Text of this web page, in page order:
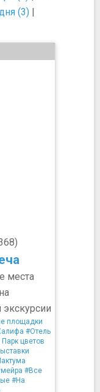
(3) |
места
площадки
#Отель
цветов
#Все
#На